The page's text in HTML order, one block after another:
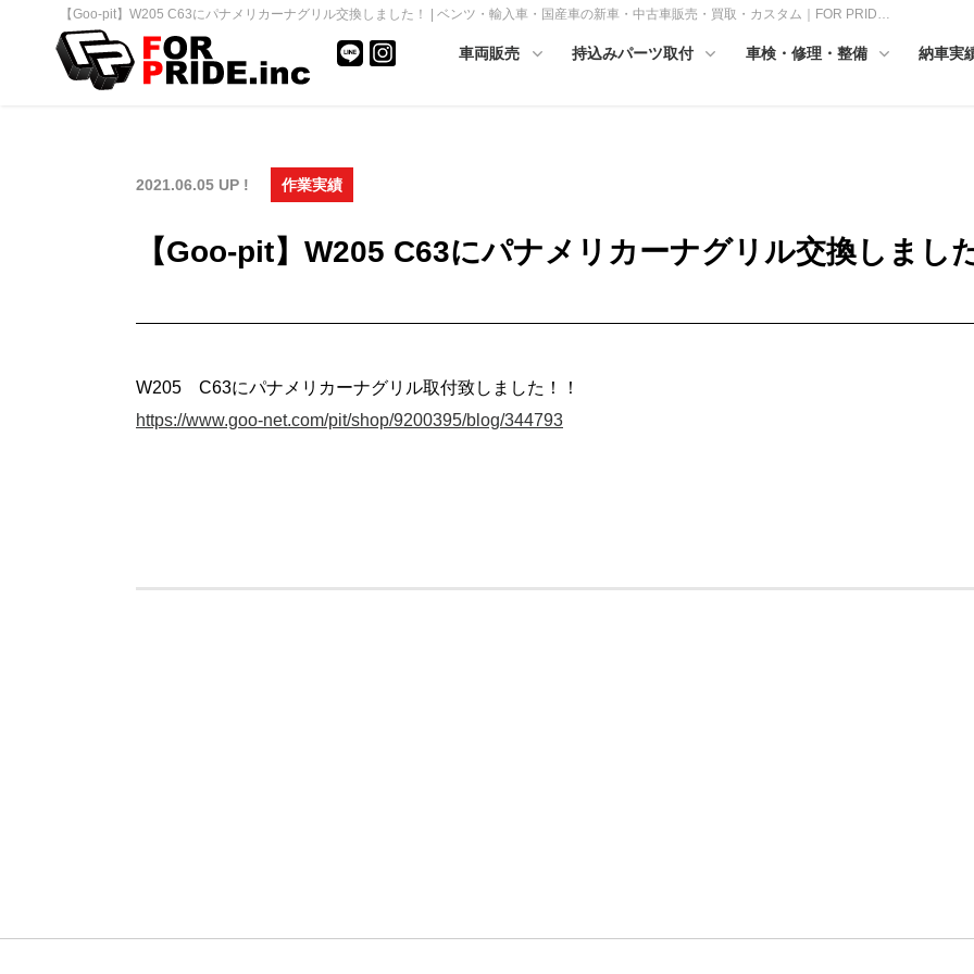
【Goo-pit】W205 C63にパナメリカーナグリル交換しました！ | ベンツ・輸入車・国産車の新車・中古車販売・買取・カスタム｜FOR PRID…
車両販売 持込みパーツ取付 車検・修理・整備 納車実
2021.06.05 UP ! 作業実績
【Goo-pit】W205 C63にパナメリカーナグリル交換しまし
W205 C63にパナメリカーナグリル取付致しました！！
https://www.goo-net.com/pit/shop/9200395/blog/344793